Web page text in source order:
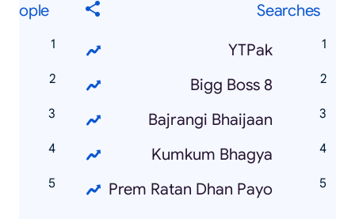
Searches
YTPak
Bigg Boss 8
Bajrangi Bhaijaan
Kumkum Bhagya
Prem Ratan Dhan Payo
People